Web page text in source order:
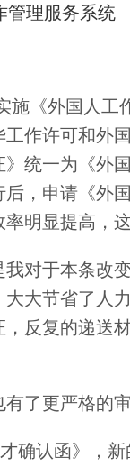
管理服务系统
施《外国人工
作许可和外
统一为《外
，申请《外
明显提高，
对于本条改
大节省了人
反复的递送
了更严格的审
确认函》，